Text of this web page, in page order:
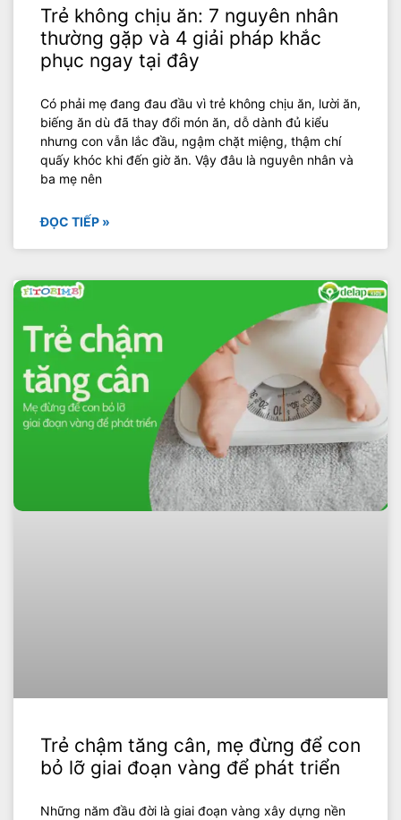
Trẻ không chịu ăn: 7 nguyên nhân
thường gặp và 4 giải pháp khắc
phục ngay tại đây
Có phải mẹ đang đau đầu vì trẻ không chịu ăn, lười ăn,
biếng ăn dù đã thay đổi món ăn, dỗ dành đủ kiểu
nhưng con vẫn lắc đầu, ngậm chặt miệng, thậm chí
quấy khóc khi đến giờ ăn. Vậy đâu là nguyên nhân và
ba mẹ nên
ĐỌC TIẾP »
Trẻ chậm tăng cân, mẹ đừng để con
bỏ lỡ giai đoạn vàng để phát triển
Những năm đầu đời là giai đoạn vàng xây dựng nền